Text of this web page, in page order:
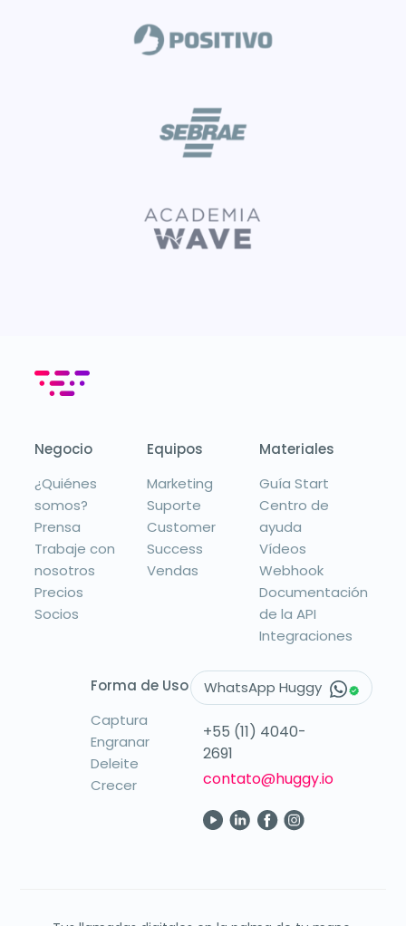
Negocio
¿Quiénes
somos?
Prensa
Trabaje con
nosotros
Precios
Socios
Equipos
Marketing
Suporte
Customer
Success
Vendas
Materiales
Guía Start
Centro de
ayuda
Vídeos
Webhook
Documentación
de la API
Integraciones
Forma de Uso
Captura
Engranar
Deleite
Crecer
WhatsApp Huggy
+55 (11) 4040-
2691
contato@huggy.io